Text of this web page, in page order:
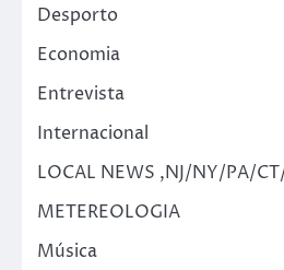
Desporto
Economia
Entrevista
Internacional
LOCAL NEWS ,NJ/NY/PA/
METEREOLOGIA
Música